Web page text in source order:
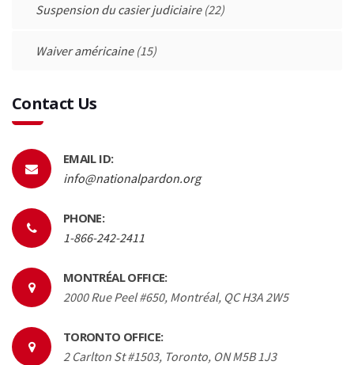
Suspension du casier judiciaire(22)
Waiver américaine(15)
Contact Us
EMAIL ID:
info@nationalpardon.org
PHONE:
1-866-242-2411
MONTRÉAL OFFICE:
2000 Rue Peel #650, Montréal, QC H3A 2W5
TORONTO OFFICE:
2 Carlton St #1503, Toronto, ON M5B 1J3